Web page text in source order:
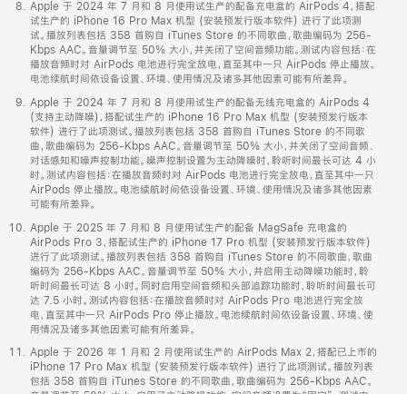
Apple 于 2024 年 7 月和 8 月使用试生产的配备充电盒的 AirPods 4，搭配
试生产的 iPhone 16 Pro Max 机型 (安装预发行版本软件) 进行了此项测
试。播放列表包括 358 首购自 iTunes Store 的不同歌曲，歌曲编码为 256-
Kbps AAC。音量调节至 50% 大小，并关闭了空间音频功能。测试内容包括：在
播放音频时对 AirPods 电池进行完全放电，直至其中一只 AirPods 停止播放。
电池续航时间依设备设置、环境、使用情况及诸多其他因素可能有所差异。
Apple 于 2024 年 7 月和 8 月使用试生产的配备无线充电盒的 AirPods 4
(支持主动降噪)，搭配试生产的 iPhone 16 Pro Max 机型 (安装预发行版本
软件) 进行了此项测试。播放列表包括 358 首购自 iTunes Store 的不同歌
曲，歌曲编码为 256-Kbps AAC。音量调节至 50% 大小，并关闭了空间音频、
对话感知和噪声控制功能。噪声控制设置为主动降噪时，聆听时间最长可达 4 小
时。测试内容包括：在播放音频时对 AirPods 电池进行完全放电，直至其中一只
AirPods 停止播放。电池续航时间依设备设置、环境、使用情况及诸多其他因素
可能有所差异。
Apple 于 2025 年 7 月和 8 月使用试生产的配备 MagSafe 充电盒的
AirPods Pro 3，搭配试生产的 iPhone 17 Pro 机型 (安装预发行版本软件)
进行了此项测试。播放列表包括 358 首购自 iTunes Store 的不同歌曲，歌曲
编码为 256-Kbps AAC。音量调节至 50% 大小，并启用主动降噪功能时，聆
听时间最长可达 8 小时。同时启用空间音频和头部追踪功能时，聆听时间最长可
达 7.5 小时。测试内容包括：在播放音频时对 AirPods Pro 电池进行完全放
电，直至其中一只 AirPods Pro 停止播放。电池续航时间依设备设置、环境、使
用情况及诸多其他因素可能有所差异。
Apple 于 2026 年 1 月和 2 月使用试生产的 AirPods Max 2，搭配已上市的
iPhone 17 Pro Max 机型 (安装预发行版本软件) 进行了此项测试。播放列表
包括 358 首购自 iTunes Store 的不同歌曲，歌曲编码为 256-Kbps AAC。